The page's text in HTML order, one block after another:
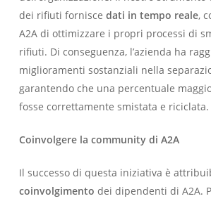
dei rifiuti fornisce dati in tempo reale,
A2A di ottimizzare i propri processi di
rifiuti. Di conseguenza, l’azienda ha
miglioramenti sostanziali nella
garantendo che una percentuale
fosse correttamente smistata e riciclata.
Coinvolgere la community di A2A
Il successo di questa iniziativa è
coinvolgimento dei dipendenti di A2A.